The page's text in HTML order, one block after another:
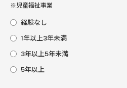
※児童福祉事業
経験なし
1年以上3年未満
3年以上5年未満
5年以上